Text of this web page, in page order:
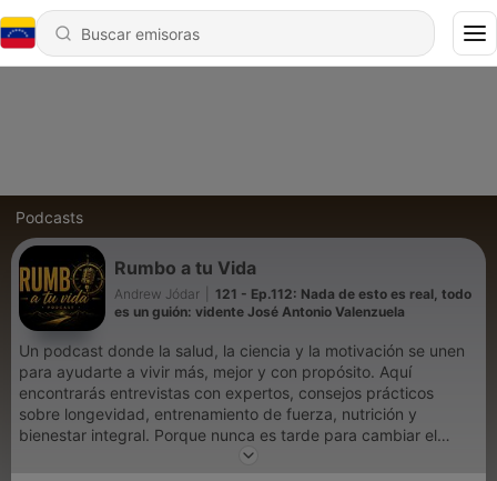
Podcasts
Rumbo a tu Vida
Andrew Jódar
121 - Ep.112: Nada de esto es real, todo
es un guión: vidente José Antonio Valenzuela
Un podcast donde la salud, la ciencia y la motivación se unen
para ayudarte a vivir más, mejor y con propósito. Aquí
encontrarás entrevistas con expertos, consejos prácticos
sobre longevidad, entrenamiento de fuerza, nutrición y
bienestar integral. Porque nunca es tarde para cambiar el
rumbo… y alcanzar tu mejor versión.